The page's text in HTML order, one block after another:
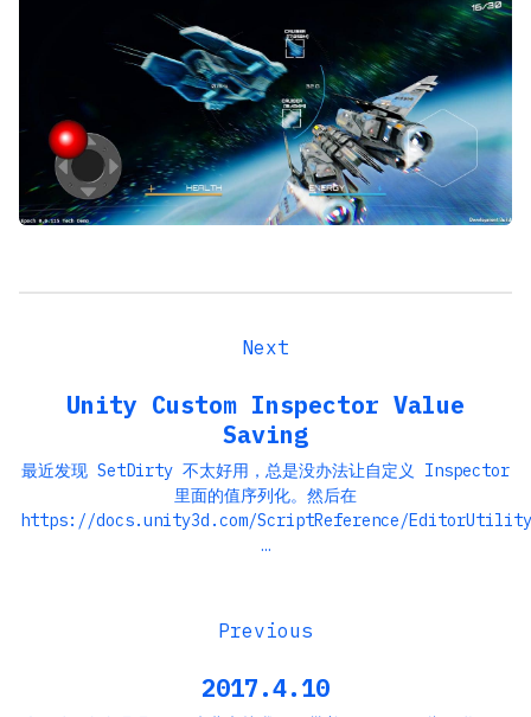
Unity Custom Inspector Value
Saving
最近发现 SetDirty 不太好用，总是没办法让自定义 Inspector
里面的值序列化。然后在
https://docs.unity3d.com/ScriptReference/
…
2017.4.10